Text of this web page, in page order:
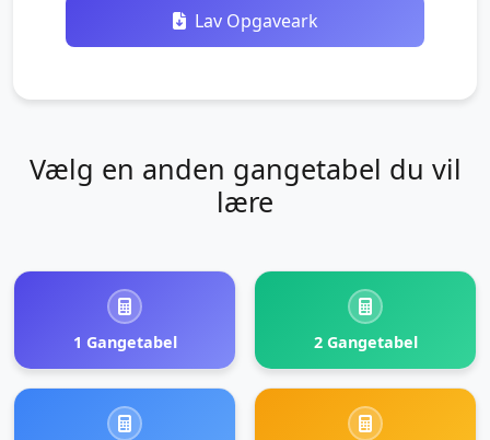
Lav Opgaveark
Vælg en anden gangetabel du vil
lære
1 Gangetabel 2 Gangetabel